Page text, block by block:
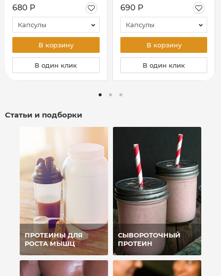
680 Р
Капсулы
В корзину
В один клик
690 Р
Капсулы
В корзину
В один клик
Статьи и подборки
ПРОТЕИНЫ ДЛЯ
РОСТА МЫШЦ
СЫВОРОТОЧНЫЙ
ПРОТЕИН